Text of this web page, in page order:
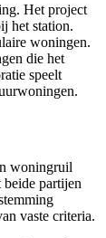
Het project
het station.
woningen.
die het
speelt
woningruil
beide partijen
vaste criteria.